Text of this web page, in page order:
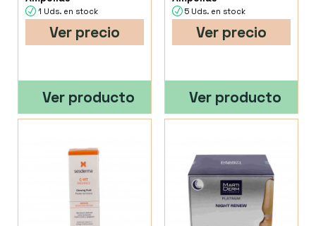
1 Uds. en stock
Ver precio
Ver producto
5 Uds. en stock
Ver precio
Ver producto